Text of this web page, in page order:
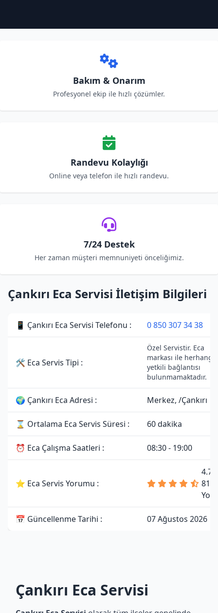
Bakım & Onarım
Profesyonel ekip ile hızlı çözümler.
Randevu Kolaylığı
Online veya telefon ile hızlı randevu.
7/24 Destek
Her zaman müşteri memnuniyeti önceliğimiz.
Çankırı Eca Servisi İletişim Bilgileri
📱 Çankırı Eca Servisi Telefonu : 0 850 307 34 38
🛠 Eca Servis Tipi :
Özel Servistir. Eca
markası ile herhangi
yetkili bağlantısı
bulunmamaktadır.
🌍 Çankırı Eca Adresi : Merkez, /Çankırı
⌛ Ortalama Eca Servis Süresi : 60 dakika
⏰ Eca Çalışma Saatleri : 08:30 - 19:00
⭐ Eca Servis Yorumu :
4.7
81
📅 Güncellenme Tarihi : 07 Ağustos 2026
Çankırı Eca Servisi